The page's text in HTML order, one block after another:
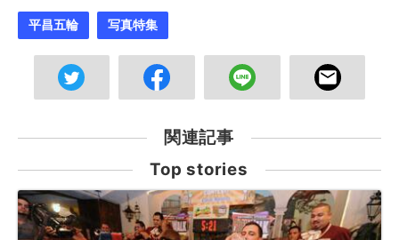
平昌五輪 写真特集
関連記事
Top stories